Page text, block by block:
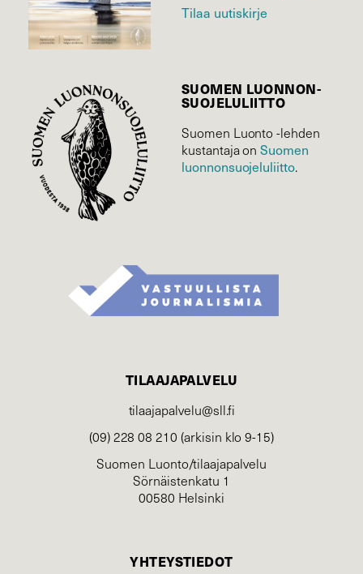
Tilaa uutiskirje
SUOMEN LUONNON­
SUOJELU­LIITTO
Suomen Luonto -lehden
kustantaja onSuomen
luonnonsuojelu­liitto.
TILAAJAPALVELU
tilaajapalvelu@sll.fi
(09) 228 08 210 (arkisin klo 9-15)
Suomen Luonto/tilaajapalvelu
Sörnäistenkatu 1
00580 Helsinki
YHTEYSTIEDOT